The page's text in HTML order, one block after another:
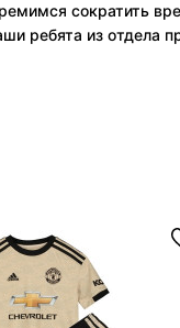
сократить
ребята из отдела